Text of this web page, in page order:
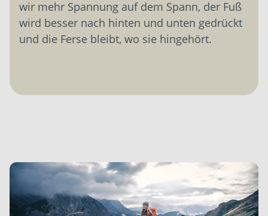
wir mehr Spannung auf dem Spann, der Fuß
wird besser nach hinten und unten gedrückt
und die Ferse bleibt, wo sie hingehört.